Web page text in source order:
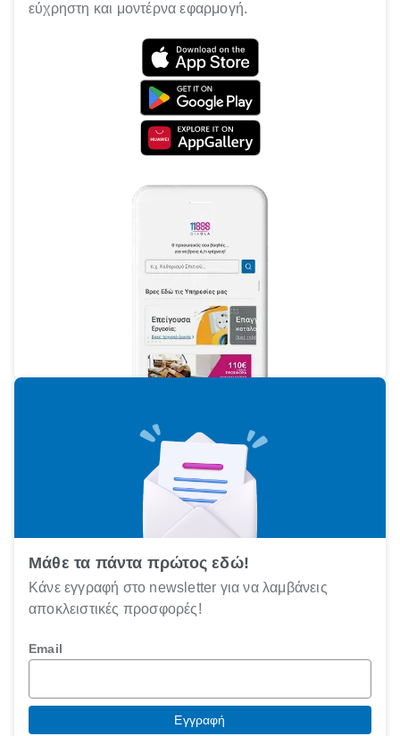
εύχρηστη και μοντέρνα εφαρμογή.
Μάθε τα πάντα πρώτος εδώ!
Κάνε εγγραφή στο newsletter για να λαμβάνεις
αποκλειστικές προσφορές!
Email
Εγγραφή